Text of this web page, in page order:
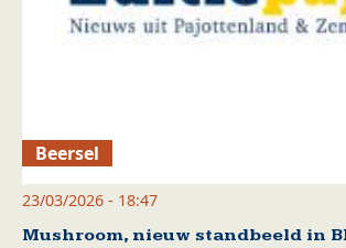
Beersel
23/03/2026 - 18:47
Mushroom, nieuw standbeeld in